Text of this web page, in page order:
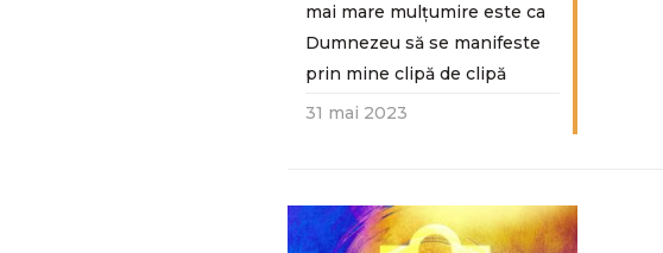
mai mare mulțumire este ca
Dumnezeu să se manifeste
prin mine clipă de clipă
31 mai 2023